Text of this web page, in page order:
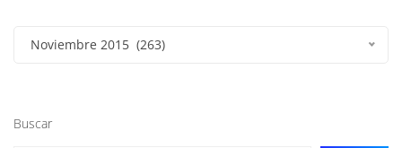
Noviembre 2015 (263)
Buscar